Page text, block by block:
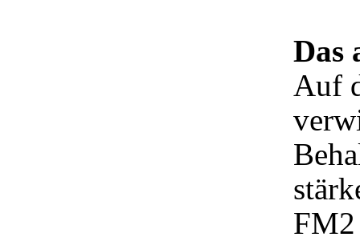
Das
Auf